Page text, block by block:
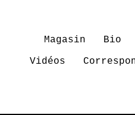
Magasin Bio
Vidéos